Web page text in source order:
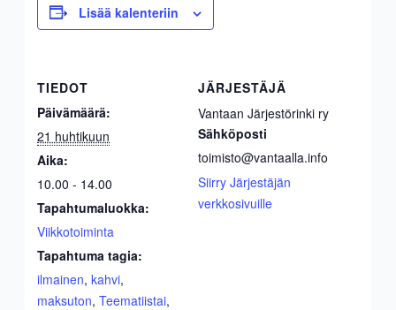
Lisää kalenteriin
TIEDOT
Päivämäärä:
21 huhtikuun
Aika:
10.00 - 14.00
Tapahtumaluokka:
Viikkotoiminta
Tapahtuma tagia:
ilmainen,kahvi,
maksuton,Teematiistai,
JÄRJESTÄJÄ
Vantaan Järjestörinki ry
Sähköposti
toimisto@vantaalla.info
Siirry Järjestäjän
verkkosivuille